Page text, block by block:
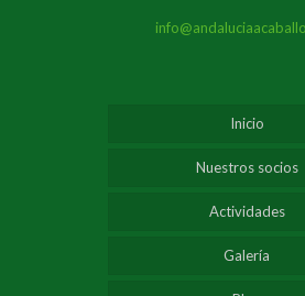
Inicio
Nuestros socios
Actividades
Galería